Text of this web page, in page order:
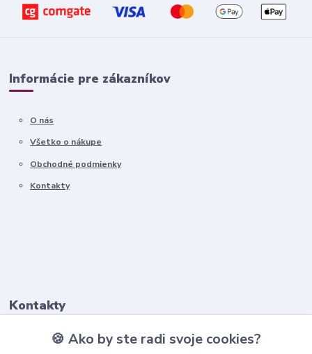
Informácie pre zákazníkov
O nás
Všetko o nákupe
Obchodné podmienky
Kontakty
Kontakty
+421911 569 017🍪 Ako by ste radi svoje cookies?